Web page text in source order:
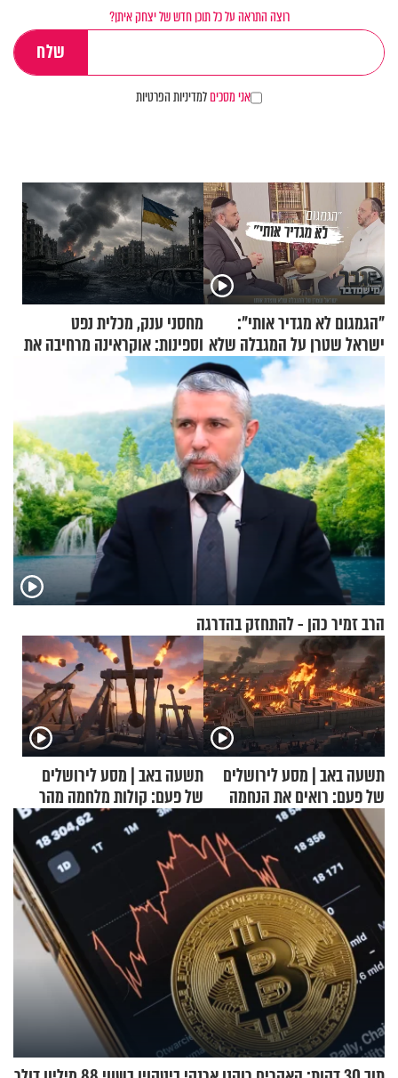
רוצה התראה על כל תוכן חדש של יצחק איתן?
אני מסכיםלמדיניות הפרטיות
"הגמגום לא מגדיר אותי":
ישראל שטרן על המגבלה שלא
עוצרת אותו
מחסני ענק, מכלית נפט
וספינות: אוקראינה מרחיבה את
התקיפות בעומק רוסיה
הרב זמיר כהן - להתחזק בהדרגה
תשעה באב | מסע לירושלים
של פעם: רואים את הנחמה
תשעה באב | מסע לירושלים
של פעם: קולות מלחמה מהר
הזיתים